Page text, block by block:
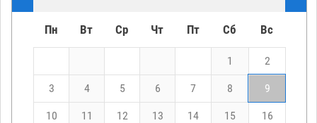
Пн Вт Ср Чт Пт Сб Вс
1 2
3 4 5 6 7 8 9
10 11 12 13 14 15 16